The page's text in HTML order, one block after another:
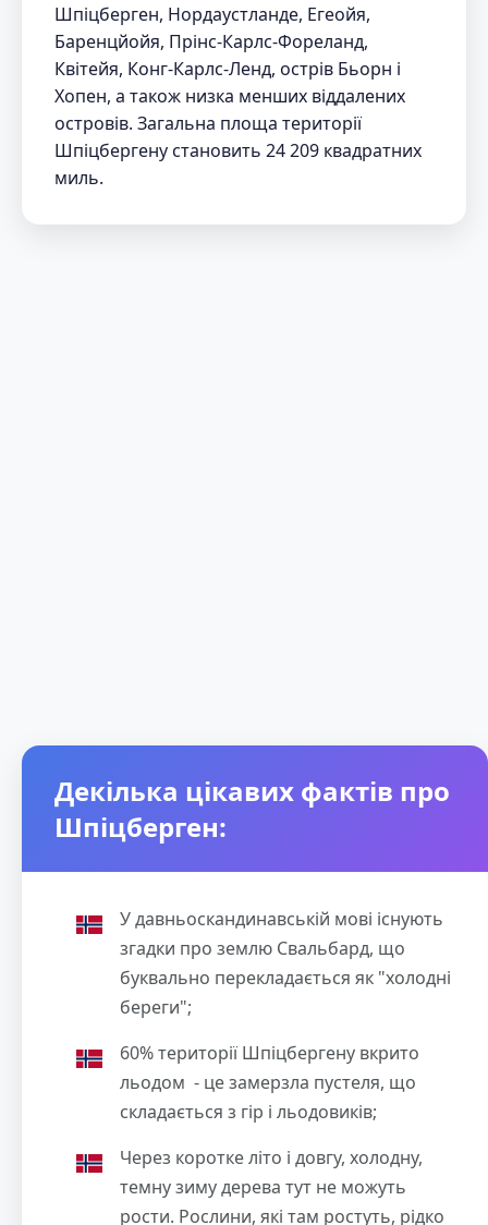
Шпіцберген, Нордаустланде, Егеойя,
Баренцйойя, Прінс-Карлс-Фореланд,
Квітейя, Конг-Карлс-Ленд, острів Бьорн і
Хопен, а також низка менших віддалених
островів. Загальна площа території
Шпіцбергену становить 24 209 квадратних
миль.
Декілька цікавих фактів про
Шпіцберген:
У давньоскандинавській мові існують
згадки про землю Свальбард, що
буквально перекладається як "холодні
береги";
60% території Шпіцбергену вкрито
льодом - це замерзла пустеля, що
складається з гір і льодовиків;
Через коротке літо і довгу, холодну,
темну зиму дерева тут не можуть
рости. Рослини, які там ростуть, рідко